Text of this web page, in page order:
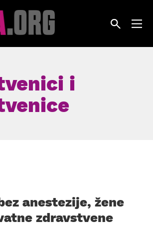
i
anestezije, žene
zdravstvene